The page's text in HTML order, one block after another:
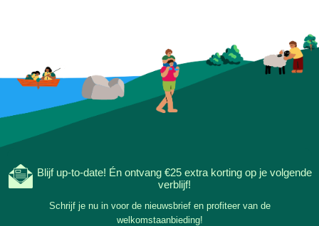
avonden de
samen offline onder
Blijf up-to-date! Én ontvang €25 extra korting op je volgende
verblijf!
Schrijf je nu in voor de nieuwsbrief en profiteer van de
welkomstaanbieding!